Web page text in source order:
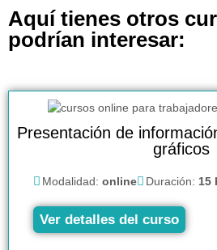
Aquí tienes otros
podrían interesar:
Presentación de
gráficos
Modalidad: online Duración: 15
Ver detalles del curso